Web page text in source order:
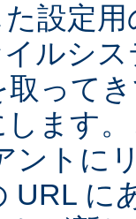
た設定
ルシ
取って
ます
ントに
URL に